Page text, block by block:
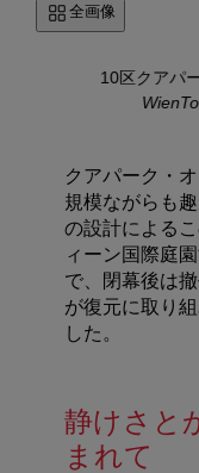
全画像
10区クアパ
クアパーク・
規模ながらも
の設計による
ィーン国際庭
で、閉幕後は
が復元に取り
した。
静けさと
まれて